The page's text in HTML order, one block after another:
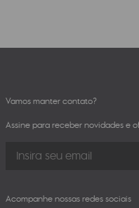
Vamos manter contato?
Assine para receber novidades e
Acompanhe nossas redes sociais